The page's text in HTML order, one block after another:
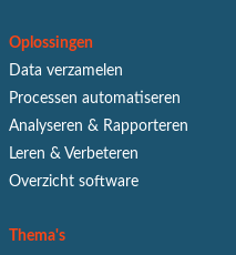
Oplossingen
Data verzamelen
Processen automatiseren
Analyseren & Rapporteren
Leren & Verbeteren
Overzicht software
Thema's